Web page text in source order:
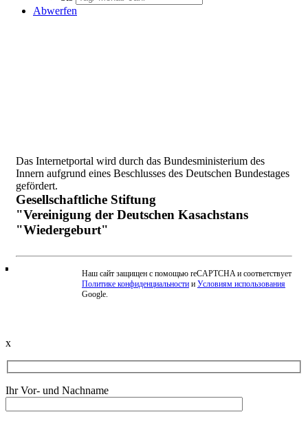
Abwerfen
Das Internetportal wird durch das Bundesministerium des
Innern aufgrund eines Beschlusses des Deutschen Bundestages
gefördert.
Gesellschaftliche Stiftung
"Vereinigung der Deutschen Kasachstans
"Wiedergeburt"
Beschwerde einreichen
Наш сайт защищен с помощью reCAPTCHA и соответствует
Политике конфиденциальности и Условиям использования
Google.
x
Ihr Vor- und Nachname